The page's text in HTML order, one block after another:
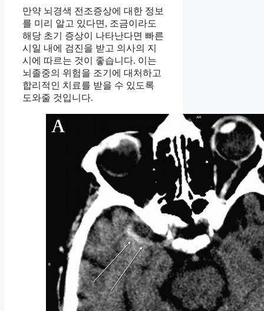
만약 뇌경색 전조증상에 대한 정보
를 미리 알고 있다면, 조금이라도
해당 초기 증상이 나타난다면 빠른
시일 내에 검진을 받고 의사의 지
시에 따르는 것이 좋습니다. 이는
뇌졸중의 위험을 조기에 대처하고
합리적인 치료를 받을 수 있도록
도와줄 것입니다.